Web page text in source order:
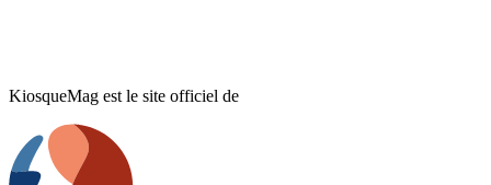
KiosqueMag est le site officiel de